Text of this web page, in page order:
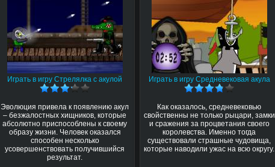
Играть в игру Стрелялка с акулой
Эволюция привела к появлению акул
– безжалостных хищников, которые
абсолютно приспособлены к своему
образу жизни. Человек оказался
способен несколько
усовершенствовать получившийся
результат.
Играть в игру Средневековая акула
Как оказалось, средневековью
свойственны не только рыцари, замки
и сражения за процветания своего
королевства. Именно тогда
существовали страшные чудовища,
которые наводили ужас на всю округу.